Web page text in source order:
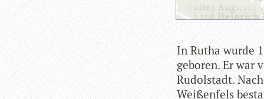
In Rutha wurde
gebo­ren. Er war
Rudol­stadt.
Wei­ßen­fels